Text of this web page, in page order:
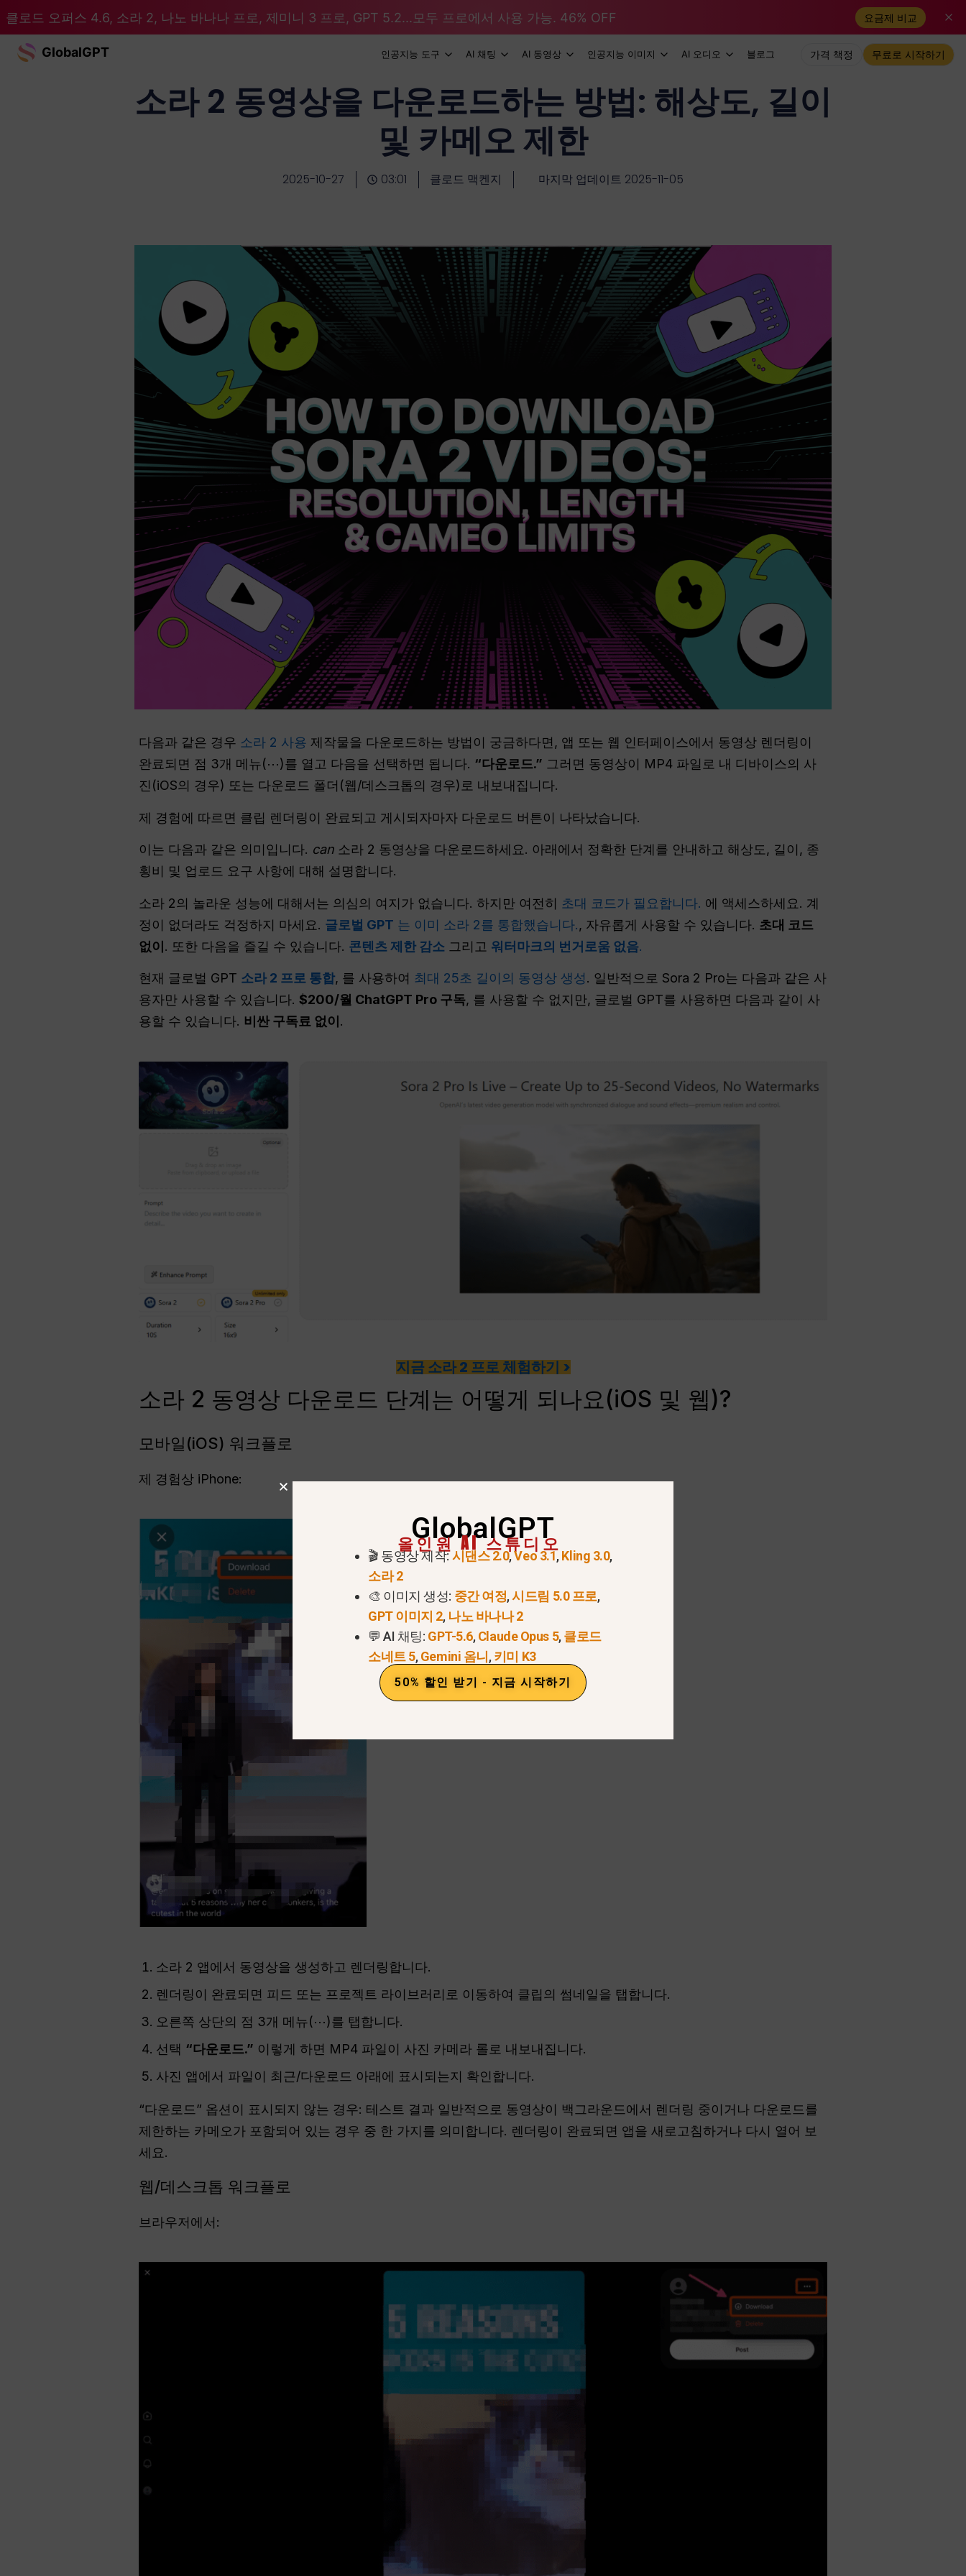
클로드 오퍼스 4.6, 소라 2, 나노 바나나 프로, 제미니 3 프로, GPT 5.2...모두 프로에서 사용 가능. 46% OFF 요금제 비교
GlobalGPT 인공지능 도구 AI 채팅 AI 동영상 인공지능 이미지 AI 오디오 블로그 가격 책정 무료로 시작하기
소라 2 동영상을 다운로드하는 방법: 해상도, 길이
및 카메오 제한
2025-10-27 03:01 클로드 맥켄지 마지막 업데이트 2025-11-05
다음과 같은 경우 소라 2 사용 제작물을 다운로드하는 방법이 궁금하다면, 앱 또는 웹 인터페이스에서 동영상 렌더링이
완료되면 점 3개 메뉴(⋯)를 열고 다음을 선택하면 됩니다. “다운로드.” 그러면 동영상이 MP4 파일로 내 디바이스의 사
진(iOS의 경우) 또는 다운로드 폴더(웹/데스크톱의 경우)로 내보내집니다.
제 경험에 따르면 클립 렌더링이 완료되고 게시되자마자 다운로드 버튼이 나타났습니다.
이는 다음과 같은 의미입니다. can 소라 2 동영상을 다운로드하세요. 아래에서 정확한 단계를 안내하고 해상도, 길이, 종
횡비 및 업로드 요구 사항에 대해 설명합니다.
소라 2의 놀라운 성능에 대해서는 의심의 여지가 없습니다. 하지만 여전히 초대 코드가 필요합니다. 에 액세스하세요. 계
정이 없더라도 걱정하지 마세요. 글로벌 GPT 는 이미 소라 2를 통합했습니다., 자유롭게 사용할 수 있습니다. 초대 코드
없이. 또한 다음을 즐길 수 있습니다. 콘텐츠 제한 감소 그리고 워터마크의 번거로움 없음.
현재 글로벌 GPT 소라 2 프로 통합, 를 사용하여 최대 25초 길이의 동영상 생성. 일반적으로 Sora 2 Pro는 다음과 같은 사
용자만 사용할 수 있습니다. $200/월 ChatGPT Pro 구독, 를 사용할 수 없지만, 글로벌 GPT를 사용하면 다음과 같이 사
용할 수 있습니다. 비싼 구독료 없이 .
지금 소라 2 프로 체험하기 >
소라 2 동영상 다운로드 단계는 어떻게 되나요(iOS 및 웹)?
모바일(iOS) 워크플로
제 경험상 iPhone:
소라 2 앱에서 동영상을 생성하고 렌더링합니다.
렌더링이 완료되면 피드 또는 프로젝트 라이브러리로 이동하여 클립의 썸네일을 탭합니다.
오른쪽 상단의 점 3개 메뉴(⋯)를 탭합니다.
선택 “다운로드.” 이렇게 하면 MP4 파일이 사진 카메라 롤로 내보내집니다.
사진 앱에서 파일이 최근/다운로드 아래에 표시되는지 확인합니다.
“다운로드” 옵션이 표시되지 않는 경우: 테스트 결과 일반적으로 동영상이 백그라운드에서 렌더링 중이거나 다운로드를
제한하는 카메오가 포함되어 있는 경우 중 한 가지를 의미합니다. 렌더링이 완료되면 앱을 새로고침하거나 다시 열어 보
세요.
웹/데스크톱 워크플로
브라우저에서:
GlobalGPT
올인원 AI 스튜디오
🎬 동영상 제작:시댄스 2.0,Veo 3.1,Kling 3.0,
소라 2
🎨 이미지 생성: 중간 여정,시드림 5.0 프로,
GPT 이미지 2, 나노 바나나 2
💬 AI 채팅: GPT-5.6,Claude Opus 5,클로드
소네트 5,Gemini 옴니,키미 K3
50% 할인 받기 - 지금 시작하기